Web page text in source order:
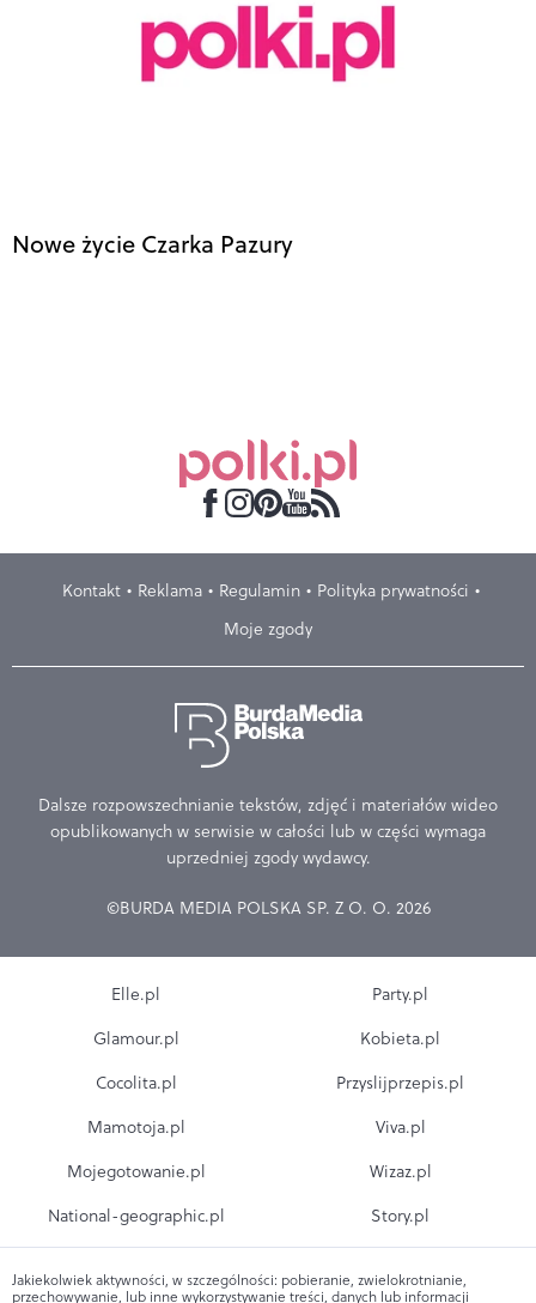
Nowe życie Czarka Pazury
Kontakt Reklama Regulamin
Polityka prywatności
Moje zgody
Dalsze rozpowszechnianie tekstów, zdjęć i materiałów wideo
opublikowanych w serwisie w całości lub w części wymaga
uprzedniej zgody wydawcy.
©BURDA MEDIA POLSKA SP. Z O. O. 2026
Elle.pl
Glamour.pl
Cocolita.pl
Mamotoja.pl
Mojegotowanie.pl
National-geographic.pl
Party.pl
Kobieta.pl
Przyslijprzepis.pl
Viva.pl
Wizaz.pl
Story.pl
Jakiekolwiek aktywności, w szczególności: pobieranie, zwielokrotnianie,
przechowywanie, lub inne wykorzystywanie treści, danych lub informacji